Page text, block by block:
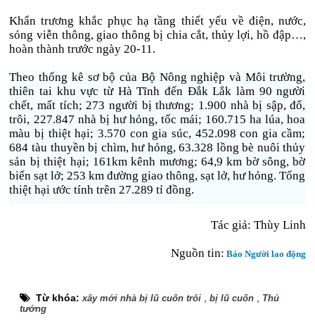
Khẩn trương khắc phục hạ tầng thiết yếu về điện, nước,
sóng viễn thông, giao thông bị chia cắt, thủy lợi, hồ đập…,
hoàn thành trước ngày 20-11.
Theo thống kê sơ bộ của Bộ Nông nghiệp và Môi trường,
thiên tai khu vực từ Hà Tĩnh đến Đắk Lắk làm 90 người
chết, mất tích; 273 người bị thương; 1.900 nhà bị sập, đổ,
trôi, 227.847 nhà bị hư hỏng, tốc mái; 160.715 ha lúa, hoa
màu bị thiệt hại; 3.570 con gia súc, 452.098 con gia cầm;
684 tàu thuyền bị chìm, hư hỏng, 63.328 lồng bè nuôi thủy
sản bị thiệt hại; 161km kênh mương; 64,9 km bờ sông, bờ
biển sạt lở; 253 km đường giao thông, sạt lở, hư hỏng. Tổng
thiệt hại ước tính trên 27.289 tỉ đồng.
Tác giả: Thùy Linh
Nguồn tin: Báo Người lao động
Từ khóa:xây mới nhà bị lũ cuốn trôi ,bị lũ cuốn
Thủ
tướng